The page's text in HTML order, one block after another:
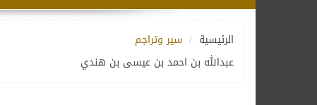
الرئيسية
سير وتراجم
عبدالله بن احمد بن عيسى بن هندي